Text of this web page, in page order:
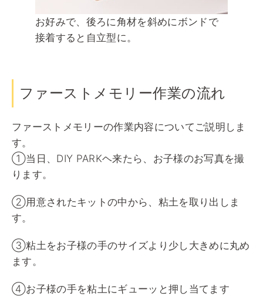
お好みで、後ろに角材を斜めにボンドで
接着すると自立型に。
ファーストメモリー作業の流れ
ファーストメモリーの作業内容についてご説明しま
す。
①当日、DIY PARKヘ来たら、お子様のお写真を撮
ります。
②用意されたキットの中から、粘土を取り出しま
す。
③粘土をお子様の手のサイズより少し大きめに丸め
ます。
④お子様の手を粘土にギューッと押し当てます